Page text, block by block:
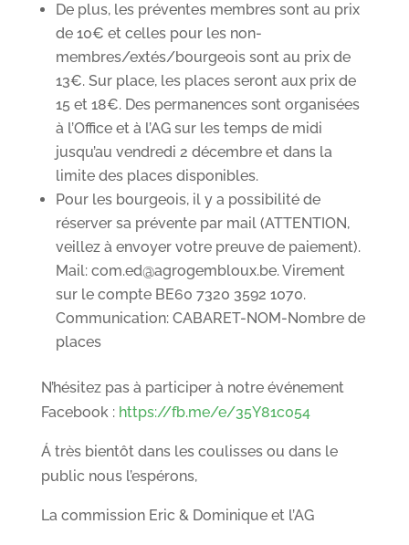
De plus, les préventes membres sont au prix
de 10€ et celles pour les non-
membres/extés/bourgeois sont au prix de
13€. Sur place, les places seront aux prix de
15 et 18€. Des permanences sont organisées
à l’Office et à l’AG sur les temps de midi
jusqu’au vendredi 2 décembre et dans la
limite des places disponibles.
Pour les bourgeois, il y a possibilité de
réserver sa prévente par mail (ATTENTION,
veillez à envoyer votre preuve de paiement).
Mail: com.ed@agrogembloux.be. Virement
sur le compte BE60 7320 3592 1070.
Communication: CABARET-NOM-Nombre de
places
N’hésitez pas à participer à notre événement
Facebook : https://fb.me/e/35Y81c054
Á très bientôt dans les coulisses ou dans le
public nous l’espérons,
La commission Eric & Dominique et l’AG